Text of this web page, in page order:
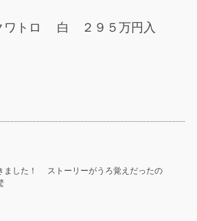
ワトロ 白 ２９５万円入
ました！ ストーリーがうろ覚えだったの